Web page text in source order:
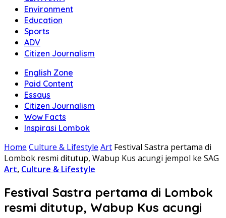
Environment
Education
Sports
ADV
Citizen Journalism
English Zone
Paid Content
Essays
Citizen Journalism
Wow Facts
Inspirasi Lombok
Home Culture & Lifestyle Art Festival Sastra pertama di
Lombok resmi ditutup, Wabup Kus acungi jempol ke SAG
Art, Culture & Lifestyle
Festival Sastra pertama di Lombok
resmi ditutup, Wabup Kus acungi